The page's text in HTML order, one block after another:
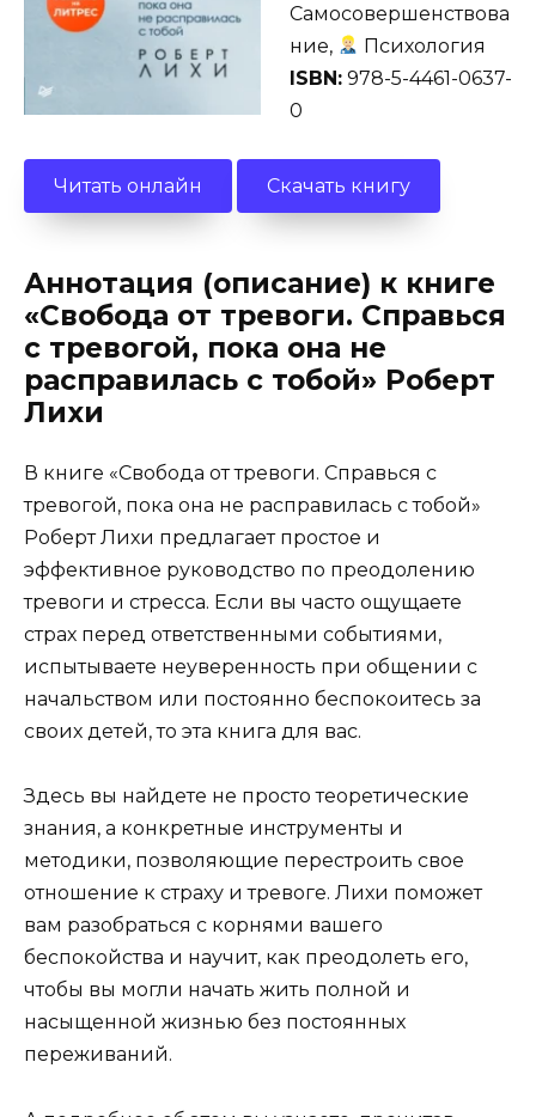
Самосовершенствова
ние,
Психология
ISBN: 978-5-4461-0637-
0
Читать онлайн Скачать книгу
Аннотация (описание) к книге
«Свобода от тревоги. Справься
с тревогой, пока она не
расправилась с тобой» Роберт
Лихи
В книге «Свобода от тревоги. Справься с
тревогой, пока она не расправилась с тобой»
Роберт Лихи предлагает простое и
эффективное руководство по преодолению
тревоги и стресса. Если вы часто ощущаете
страх перед ответственными событиями,
испытываете неуверенность при общении с
начальством или постоянно беспокоитесь за
своих детей, то эта книга для вас.
Здесь вы найдете не просто теоретические
знания, а конкретные инструменты и
методики, позволяющие перестроить свое
отношение к страху и тревоге. Лихи поможет
вам разобраться с корнями вашего
беспокойства и научит, как преодолеть его,
чтобы вы могли начать жить полной и
насыщенной жизнью без постоянных
переживаний.